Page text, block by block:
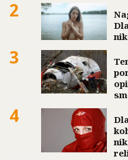
2
3
4